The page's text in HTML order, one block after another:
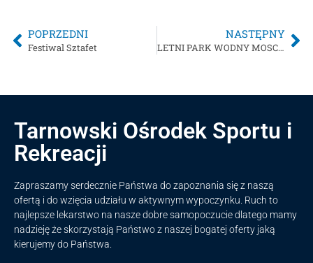
POPRZEDNI
Festiwal Sztafet
NASTĘPNY
LETNI PARK WODNY MOSCICE CZYNNY OD 12 CZERWCA
Tarnowski Ośrodek Sportu i
Rekreacji
Zapraszamy serdecznie Państwa do zapoznania się z naszą
ofertą i do wzięcia udziału w aktywnym wypoczynku. Ruch to
najlepsze lekarstwo na nasze dobre samopoczucie dlatego mamy
nadzieję że skorzystają Państwo z naszej bogatej oferty jaką
kierujemy do Państwa.